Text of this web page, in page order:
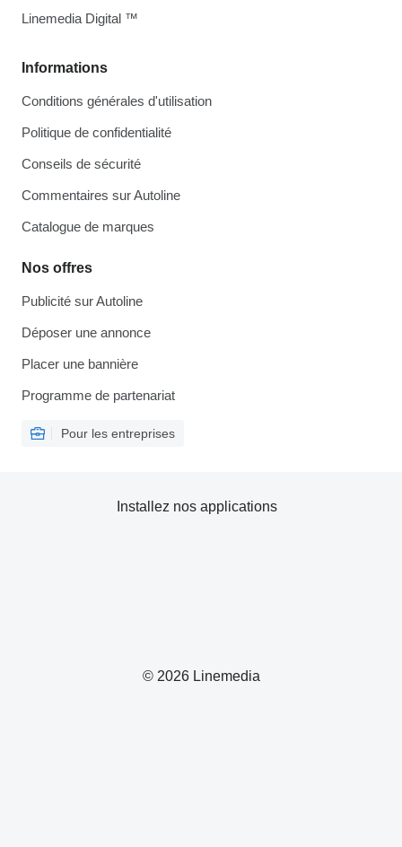
Informations
Conditions générales d'utilisation
Politique de confidentialité
Conseils de sécurité
Commentaires sur Autoline
Catalogue de marques
Nos offres
Publicité sur Autoline
Déposer une annonce
Placer une bannière
Programme de partenariat
Pour les entreprises
Linemedia Digital ™
© 2026 Linemedia
Installez nos applications